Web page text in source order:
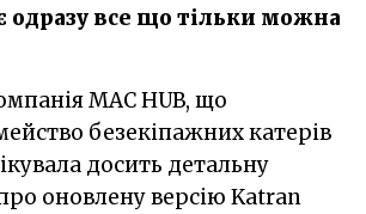
одразу все що тільки можна
безекіпажних катерів
досить детальну
оновлену версію Katran